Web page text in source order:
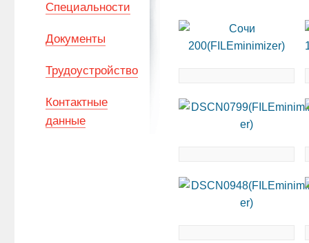
Специальности
Документы
Трудоустройство
Контактные
данные